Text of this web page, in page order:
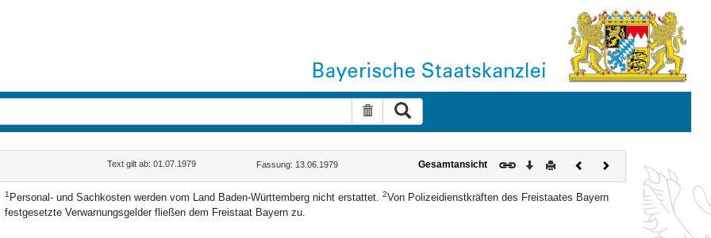
Suche zurücksetzen
Text gilt ab: 01.07.1979 Fassung: 13.06.1979 Gesamtansicht Download
DruckenVorherigesNächstes
Dokument
1 Personal- und Sachkosten werden vom Land Baden-Württemberg nicht erstattet. 2Von Polizeidienstkräften des Freistaates Bayern
festgesetzte Verwarnungsgelder fließen dem Freistaat Bayern zu.